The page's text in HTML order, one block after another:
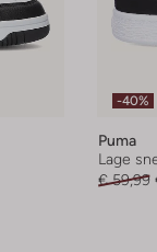
-40%
Puma
Lage
€ 59,99